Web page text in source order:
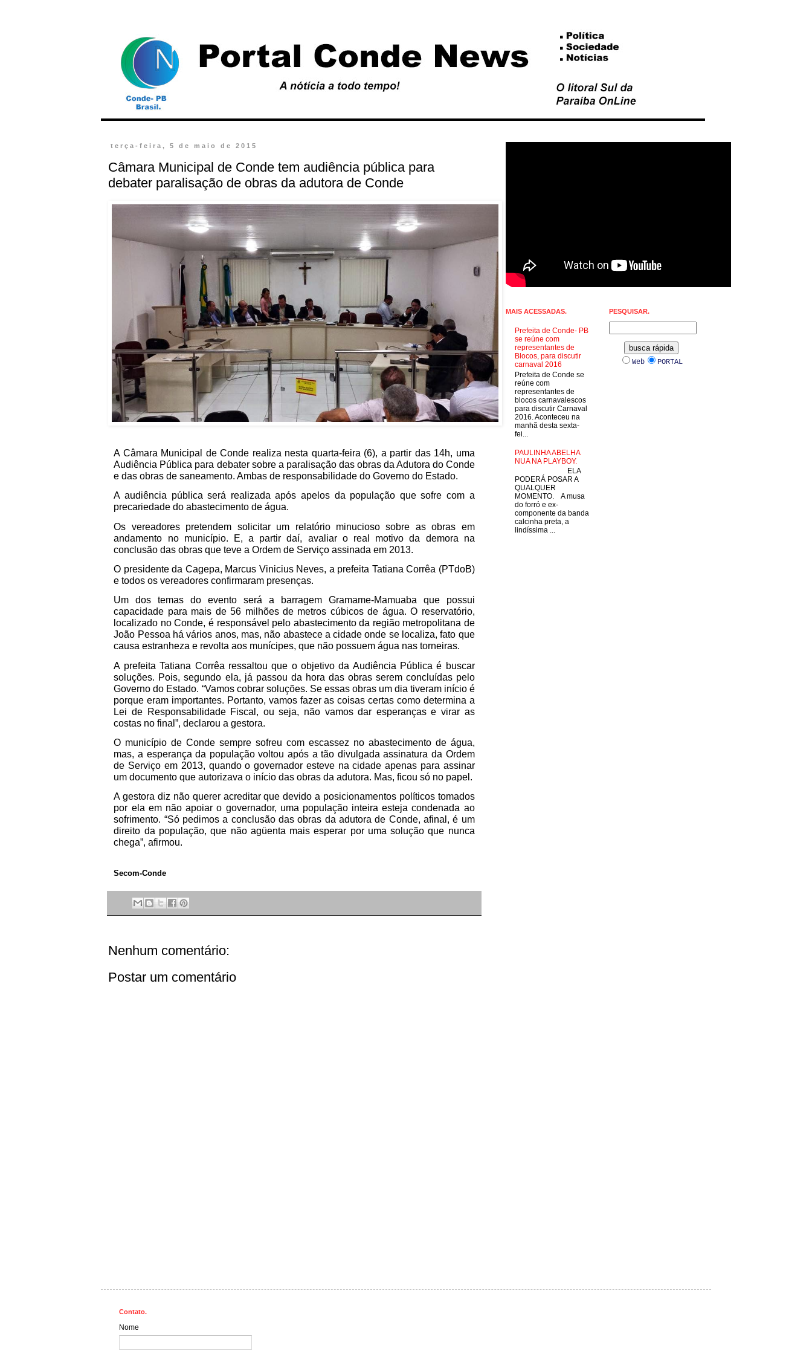
terça-feira, 5 de maio de 2015
Câmara Municipal de Conde tem audiência pública para
debater paralisação de obras da adutora de Conde
A Câmara Municipal de Conde realiza nesta quarta-feira (6), a partir das 14h, uma
Audiência Pública para debater sobre a paralisação das obras da Adutora do Conde
e das obras de saneamento. Ambas de responsabilidade do Governo do Estado.
A audiência pública será realizada após apelos da população que sofre com a
precariedade do abastecimento de água.
Os vereadores pretendem solicitar um relatório minucioso sobre as obras em
andamento no município. E, a partir daí, avaliar o real motivo da demora na
conclusão das obras que teve a Ordem de Serviço assinada em 2013.
O presidente da Cagepa, Marcus Vinicius Neves, a prefeita Tatiana Corrêa (PTdoB)
e todos os vereadores confirmaram presenças.
Um dos temas do evento será a barragem Gramame-Mamuaba que possui
capacidade para mais de 56 milhões de metros cúbicos de água. O reservatório,
localizado no Conde, é responsável pelo abastecimento da região metropolitana de
João Pessoa há vários anos, mas, não abastece a cidade onde se localiza, fato que
causa estranheza e revolta aos munícipes, que não possuem água nas torneiras.
A prefeita Tatiana Corrêa ressaltou que o objetivo da Audiência Pública é buscar
soluções. Pois, segundo ela, já passou da hora das obras serem concluídas pelo
Governo do Estado. “Vamos cobrar soluções. Se essas obras um dia tiveram início é
porque eram importantes. Portanto, vamos fazer as coisas certas como determina a
Lei de Responsabilidade Fiscal, ou seja, não vamos dar esperanças e virar as
costas no final”, declarou a gestora.
O município de Conde sempre sofreu com escassez no abastecimento de água,
mas, a esperança da população voltou após a tão divulgada assinatura da Ordem
de Serviço em 2013, quando o governador esteve na cidade apenas para assinar
um documento que autorizava o início das obras da adutora. Mas, ficou só no papel.
A gestora diz não querer acreditar que devido a posicionamentos políticos tomados
por ela em não apoiar o governador, uma população inteira esteja condenada ao
sofrimento. “Só pedimos a conclusão das obras da adutora de Conde, afinal, é um
direito da população, que não agüenta mais esperar por uma solução que nunca
chega”, afirmou.
Secom-Conde
Nenhum comentário:
Postar um comentário
MAIS ACESSADAS.
Prefeita de Conde- PB
se reúne com
representantes de
Blocos, para discutir
carnaval 2016
Prefeita de Conde se
reúne com
representantes de
blocos carnavalescos
para discutir Carnaval
2016. Aconteceu na
manhã desta sexta-
fei...
PAULINHA ABELHA
NUA NA PLAYBOY.
ELA
PODERÁ POSAR A
QUALQUER
MOMENTO. A musa
do forró e ex-
componente da banda
calcinha preta, a
lindíssima ...
PESQUISAR.
Web PORTAL
Contato.
Nome